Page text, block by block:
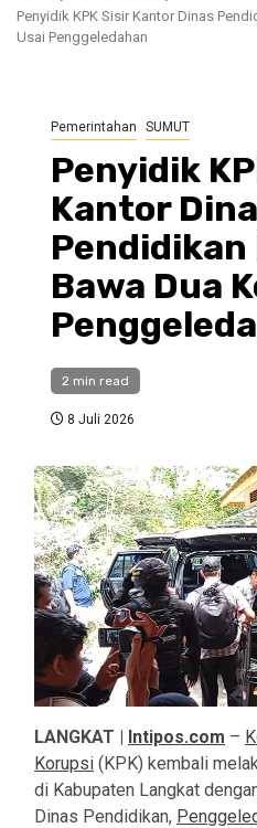
Penyidik KPK Sisir Kantor Dinas
Usai Penggeledahan
Pemerintahan SUMUT
Penyidik
Kantor
Bawa Dua
2 min read
8 Juli 2026
LANGKAT | Intipos.com –
Korupsi (KPK) kembali
di Kabupaten Langkat
Dinas Pendidikan,